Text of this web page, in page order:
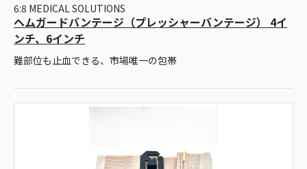
6:8 MEDICAL SOLUTIONS
ヘムガードバンテージ（プレッシャーバンテージ） 4イ
ンチ、6インチ
難部位も止血できる、市場唯一の包帯